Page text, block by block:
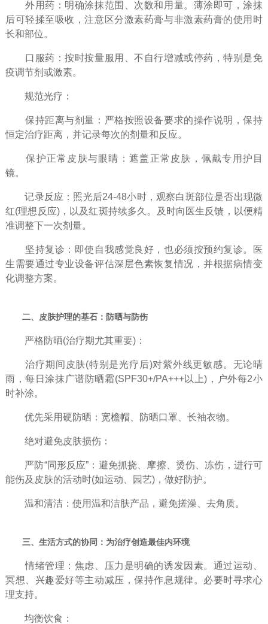
外用药：明确涂抹范围、次数和用量。薄涂即可，涂抹
后可轻揉至吸收，注意区分激素药膏与非激素药膏的使用时
长和部位。
口服药：按时按量服用、不自行增减或停药，特别是免
疫调节剂或激素。
规范光疗：
保持距离与剂量：严格按照设备要求的操作说明，保持
恒定治疗距离，并记录每次的剂量和反应。
保护正常皮肤与眼睛：遮盖正常皮肤，佩戴专用护目
镜。
记录反应：照光后24-48小时，观察白斑部位是否出现微
红(理想反应)，以及红斑持续多久。及时向医生反馈，以便精
准调整下一次剂量。
坚持复诊：即使自我感觉良好，也必须按预约复诊。医
生需要通过专业设备评估深层色素恢复情况，并根据病情变
化调整方案。
二、皮肤护理的基石：防晒与防伤
严格防晒(治疗期尤其重要)：
治疗期间皮肤(特别是光疗后)对紫外线更敏感。无论晴
雨，每日涂抹广谱防晒霜(SPF30+/PA+++以上)，户外每2小
时补涂。
优先采用硬防晒：宽檐帽、防晒口罩、长袖衣物。
绝对避免皮肤损伤：
严防“同形反应”：避免抓挠、摩擦、烫伤、冻伤，进行可
能伤及皮肤的活动时(如运动、园艺)，做好防护。
温和清洁：使用温和洁肤产品，避免搓澡、去角质。
三、生活方式的协同：为治疗创造最佳内环境
情绪管理：焦虑、压力是明确的诱发因素。通过运动、
冥想、兴趣爱好等主动减压，保持作息规律。必要时寻求心
理支持。
均衡饮食：